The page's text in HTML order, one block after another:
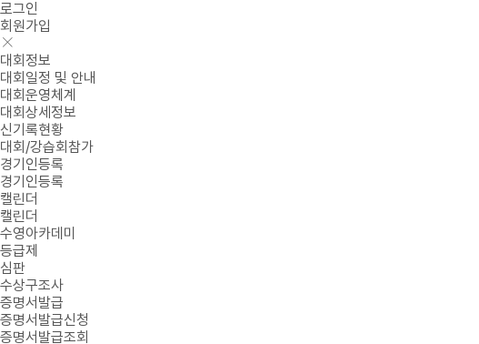
로그인
회원가입
대회정보
대회일정 및 안내
대회운영체계
대회상세정보
신기록현황
대회/강습회참가
경기인등록
경기인등록
캘린더
캘린더
수영아카데미
등급제
심판
수상구조사
증명서발급
증명서발급신청
증명서발급조회